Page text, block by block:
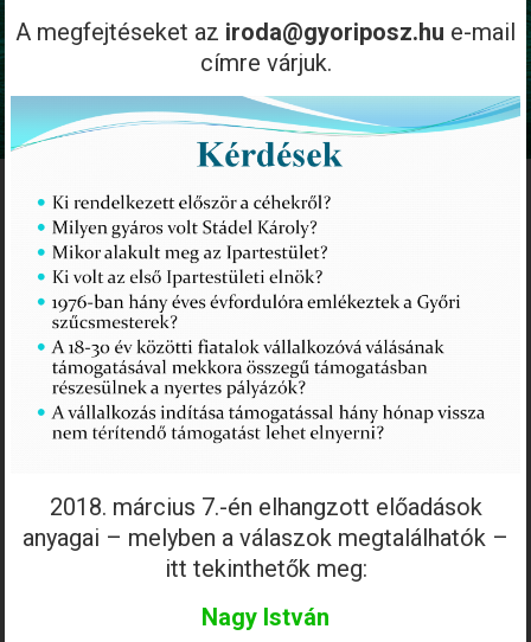
A megfejtéseket az iroda@gyoriposz.hu e-mail
címre várjuk.
2018. március 7.-én elhangzott előadások
anyagai – melyben a válaszok megtalálhatók –
itt tekinthetők meg:
Nagy István